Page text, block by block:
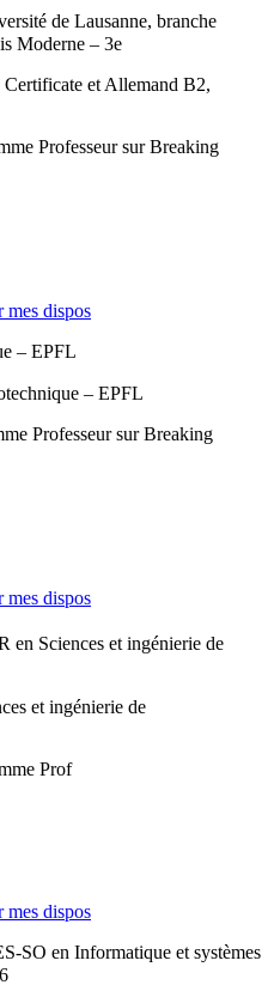
de Lausanne, branche
Moderne – 3e
et Allemand B2,
Professeur sur Breaking
mes dispos
– EPFL
– EPFL
Professeur sur Breaking
mes dispos
en Sciences et ingénierie de
et ingénierie de
Prof
mes dispos
SO en Informatique et systèmes